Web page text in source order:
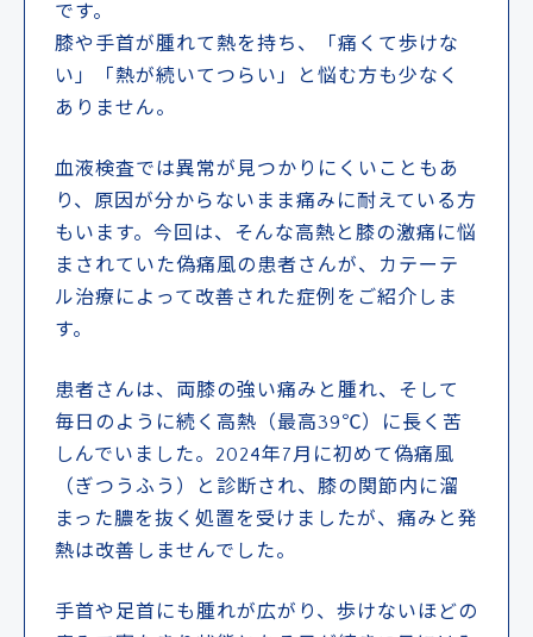
[初診予約受付時間] 10:00〜17:00
※土・日・祝日除く／当院は自費診療となります
クレジットカード
リクルート 奥野祐次先生
コラム
メルマガ
会員募集
です。
膝や手首が腫れて熱を持ち、「痛くて歩けな
い」「熱が続いてつらい」と悩む方も少なく
ありません。
血液検査では異常が見つかりにくいこともあ
り、原因が分からないまま痛みに耐えている方
もいます。今回は、そんな高熱と膝の激痛に悩
まされていた偽痛風の患者さんが、カテーテ
ル治療によって改善された症例をご紹介しま
す。
患者さんは、両膝の強い痛みと腫れ、そして
毎日のように続く高熱（最高39℃）に長く苦
しんでいました。2024年7月に初めて偽痛風
（ぎつうふう）と診断され、膝の関節内に溜
まった膿を抜く処置を受けましたが、痛みと発
熱は改善しませんでした。
手首や足首にも腫れが広がり、歩けないほどの